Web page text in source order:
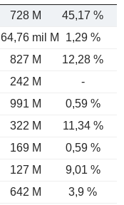
728 M 45,17 %
64,76 mil M 1,29 %
827 M 12,28 %
242 M
-
991 M 0,59 %
322 M 11,34 %
169 M 0,59 %
127 M 9,01 %
642 M
3,9 %